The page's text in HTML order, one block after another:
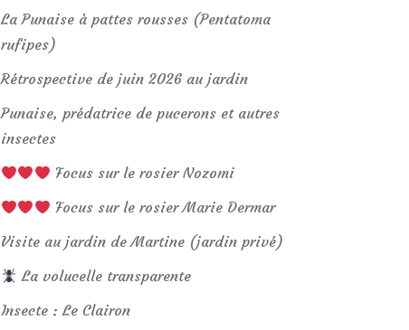
La Punaise à pattes rousses (Pentatoma
rufipes)
Rétrospective de juin 2026 au jardin
Punaise, prédatrice de pucerons et autres
insectes
Focus sur le rosier Nozomi
Focus sur le rosier Marie Dermar
Visite au jardin de Martine (jardin privé)
La volucelle transparente
Insecte : Le Clairon